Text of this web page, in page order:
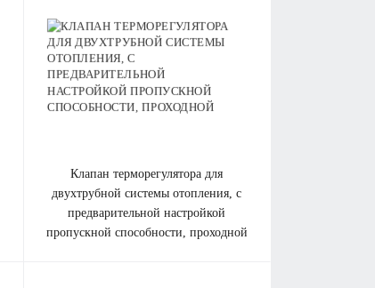
клапан терморегулятора для
двухтрубной системы отопления, с
предварительной настройкой
пропускной способности, проходной